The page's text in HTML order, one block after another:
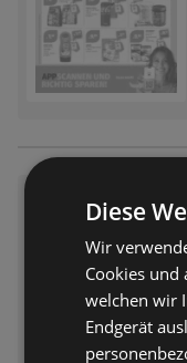
Diese
Wir
Cookies und
welchen wir
Endgerät